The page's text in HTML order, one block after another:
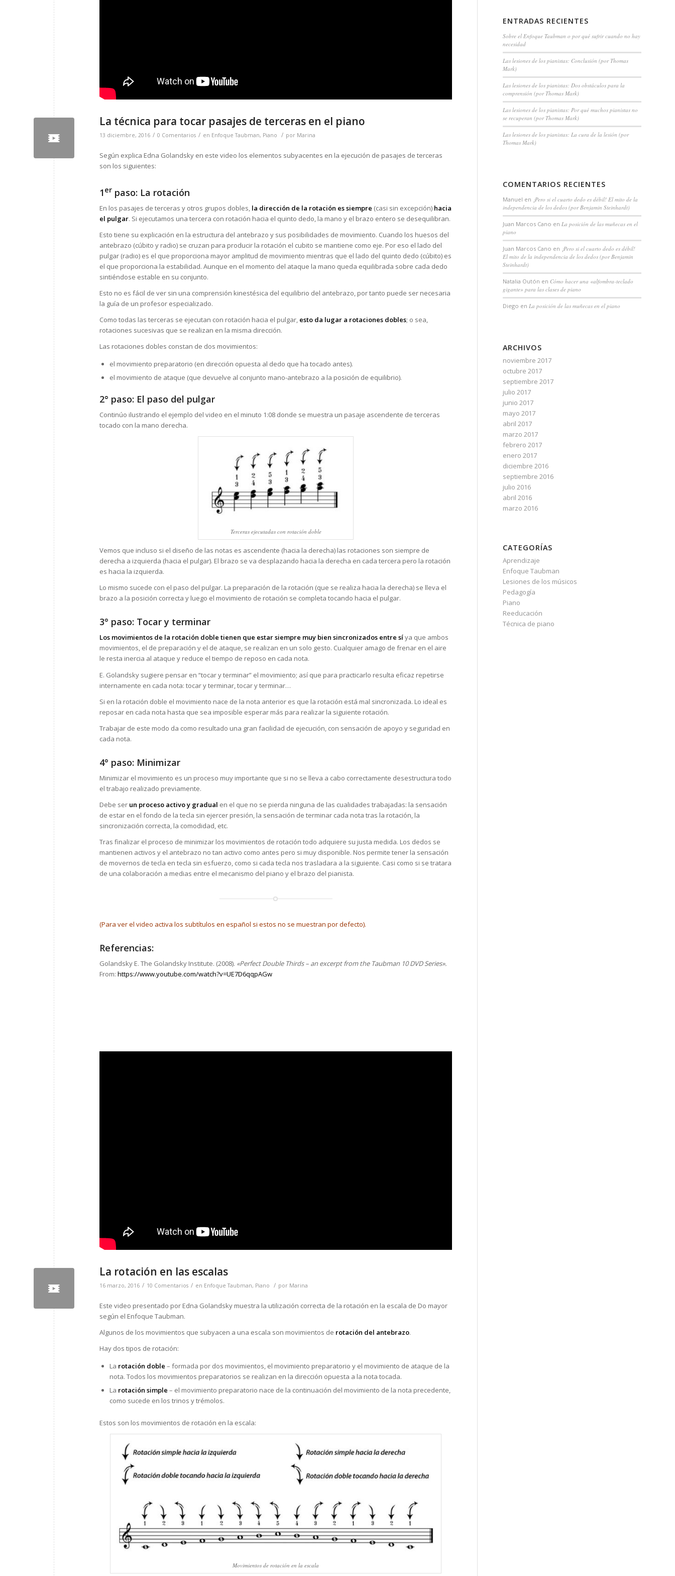
La técnica para tocar pasajes de terceras en el piano
13 diciembre, 2016 / 0 Comentarios / en Enfoque Taubman, Piano / por Marina
Según explica Edna Golandsky en este video los elementos subyacentes en la ejecución de pasajes de terceras
son los siguientes:
1er paso: La rotación
En los pasajes de terceras y otros grupos dobles, la dirección de la rotación es siempre (casi sin excepción) hacia
el pulgar. Si ejecutamos una tercera con rotación hacia el quinto dedo, la mano y el brazo entero se desequilibran.
Esto tiene su explicación en la estructura del antebrazo y sus posibilidades de movimiento. Cuando los huesos del
antebrazo (cúbito y radio) se cruzan para producir la rotación el cubito se mantiene como eje. Por eso el lado del
pulgar (radio) es el que proporciona mayor amplitud de movimiento mientras que el lado del quinto dedo (cúbito) es
el que proporciona la estabilidad. Aunque en el momento del ataque la mano queda equilibrada sobre cada dedo
sintiéndose estable en su conjunto.
Esto no es fácil de ver sin una comprensión kinestésica del equilibrio del antebrazo, por tanto puede ser necesaria
la guía de un profesor especializado.
Como todas las terceras se ejecutan con rotación hacia el pulgar, esto da lugar a rotaciones dobles; o sea,
rotaciones sucesivas que se realizan en la misma dirección.
Las rotaciones dobles constan de dos movimientos:
el movimiento preparatorio (en dirección opuesta al dedo que ha tocado antes).
el movimiento de ataque (que devuelve al conjunto mano-antebrazo a la posición de equilibrio).
2° paso: El paso del pulgar
Continúo ilustrando el ejemplo del video en el minuto 1:08 donde se muestra un pasaje ascendente de terceras
tocado con la mano derecha.
Terceras ejecutadas con rotación doble
Vemos que incluso si el diseño de las notas es ascendente (hacia la derecha) las rotaciones son siempre de
derecha a izquierda (hacia el pulgar). El brazo se va desplazando hacia la derecha en cada tercera pero la rotación
es hacia la izquierda.
Lo mismo sucede con el paso del pulgar. La preparación de la rotación (que se realiza hacia la derecha) se lleva el
brazo a la posición correcta y luego el movimiento de rotación se completa tocando hacia el pulgar.
3° paso: Tocar y terminar
Los movimientos de la rotación doble tienen que estar siempre muy bien sincronizados entre síya que ambos
movimientos, el de preparación y el de ataque, se realizan en un solo gesto. Cualquier amago de frenar en el aire
le resta inercia al ataque y reduce el tiempo de reposo en cada nota.
E. Golandsky sugiere pensar en “tocar y terminar” el movimiento; así que para practicarlo resulta eficaz repetirse
internamente en cada nota: tocar y terminar, tocar y terminar…
Si en la rotación doble el movimiento nace de la nota anterior es que la rotación está mal sincronizada. Lo ideal es
reposar en cada nota hasta que sea imposible esperar más para realizar la siguiente rotación.
Trabajar de este modo da como resultado una gran facilidad de ejecución, con sensación de apoyo y seguridad en
cada nota.
4° paso: Minimizar
Minimizar el movimiento es un proceso muy importante que si no se lleva a cabo correctamente desestructura todo
el trabajo realizado previamente.
Debe ser un proceso activo y gradual en el que no se pierda ninguna de las cualidades trabajadas: la sensación
de estar en el fondo de la tecla sin ejercer presión, la sensación de terminar cada nota tras la rotación, la
sincronización correcta, la comodidad, etc.
Tras finalizar el proceso de minimizar los movimientos de rotación todo adquiere su justa medida. Los dedos se
mantienen activos y el antebrazo no tan activo como antes pero si muy disponible. Nos permite tener la sensación
de movernos de tecla en tecla sin esfuerzo, como si cada tecla nos trasladara a la siguiente. Casi como si se tratara
de una colaboración a medias entre el mecanismo del piano y el brazo del pianista.
(Para ver el video activa los subtítulos en español si estos no se muestran por defecto).
Referencias:
Golandsky E. The Golandsky Institute. (2008). «Perfect Double Thirds – an excerpt from the Taubman 10 DVD Series».
From: https://www.youtube.com/watch?v=UE7D6qqpAGw
La rotación en las escalas
16 marzo, 2016 / 10 Comentarios / en Enfoque Taubman, Piano / por Marina
Este video presentado por Edna Golandsky muestra la utilización correcta de la rotación en la escala de Do mayor
según el Enfoque Taubman.
Algunos de los movimientos que subyacen a una escala son movimientos de rotación del antebrazo.
Hay dos tipos de rotación:
La rotación doble – formada por dos movimientos, el movimiento preparatorio y el movimiento de ataque de la
nota. Todos los movimientos preparatorios se realizan en la dirección opuesta a la nota tocada.
La rotación simple – el movimiento preparatorio nace de la continuación del movimiento de la nota precedente,
como sucede en los trinos y trémolos.
Estos son los movimientos de rotación en la escala:
Movimientos de rotación en la escala
ENTRADAS RECIENTES
Sobre el Enfoque Taubman o por qué sufrir cuando no hay
necesidad
Las lesiones de los pianistas: Conclusión (por Thomas
Mark)
Las lesiones de los pianistas: Dos obstáculos para la
comprensión (por Thomas Mark)
Las lesiones de los pianistas: Por qué muchos pianistas no
se recuperan (por Thomas Mark)
Las lesiones de los pianistas: La cura de la lesión (por
Thomas Mark)
COMENTARIOS RECIENTES
Manuel en ¡Pero si el cuarto dedo es débil! El mito de la
independencia de los dedos (por Benjamin Steinhardt)
Juan Marcos Cano enLa posición de las muñecas en el
piano
Juan Marcos Cano en ¡Pero si el cuarto dedo es débil!
El mito de la independencia de los dedos (por Benjamin
Steinhardt)
Natalia Outón en Cómo hacer una «alfombra-teclado
gigante» para las clases de piano
Diego enLa posición de las muñecas en el piano
ARCHIVOS
noviembre 2017
octubre 2017
septiembre 2017
julio 2017
junio 2017
mayo 2017
abril 2017
marzo 2017
febrero 2017
enero 2017
diciembre 2016
septiembre 2016
julio 2016
abril 2016
marzo 2016
CATEGORÍAS
Aprendizaje
Enfoque Taubman
Lesiones de los músicos
Pedagogía
Piano
Reeducación
Técnica de piano